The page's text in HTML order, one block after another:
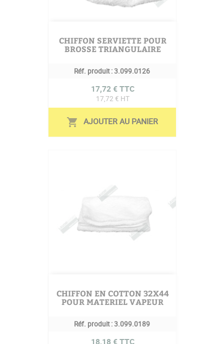
CHIFFON SERVIETTE POUR
BROSSE TRIANGULAIRE
Réf. produit : 3.099.0126
Prix
17,72 € TTC
17,72 € HT
shopping_cart AJOUTER AU PANIER
CHIFFON EN COTTON 32X44
POUR MATERIEL VAPEUR
Réf. produit : 3.099.0189
Prix
18,18 € TTC